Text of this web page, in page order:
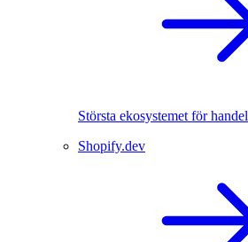
Största ekosystemet för handel
Shopify.dev